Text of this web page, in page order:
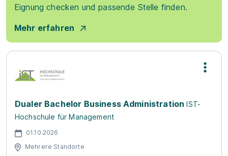
Eignung checken und passende Stelle finden.
Mehr erfahren
Dualer Bachelor Business Administration IST-
Hochschule für Management
01.10.2026
Mehrere Standorte